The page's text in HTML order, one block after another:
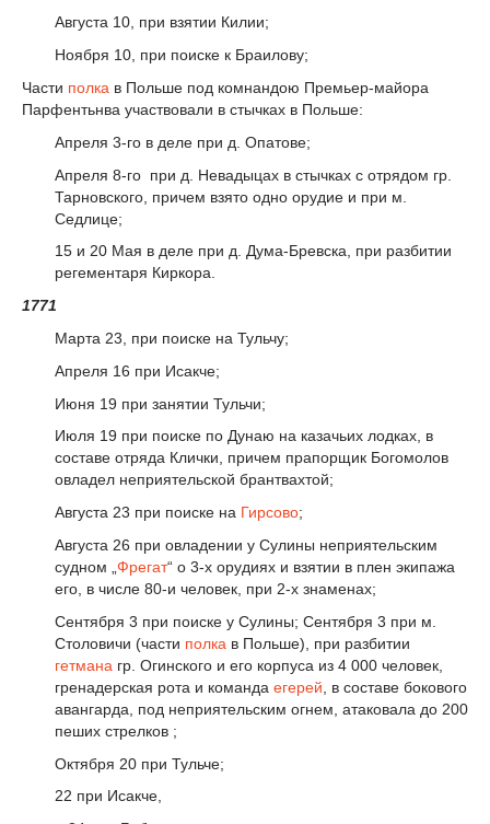
Августа 10, при взятии Килии;
Ноября 10, при поиске к Браилову;
Части полка в Польше под комнандою Премьер-майора
Парфентьнва участвовали в стычках в Польше:
Апреля 3-го в деле при д. Опатове;
Апреля 8-го при д. Невадыцах в стычках с отрядом гр.
Тарновского, причем взято одно орудие и при м.
Седлице;
15 и 20 Мая в деле при д. Дума-Бревска, при разбитии
регементаря Киркора.
1771
Марта 23, при поиске на Тульчу;
Апреля 16 при Исакче;
Июня 19 при занятии Тульчи;
Июля 19 при поиске по Дунаю на казачьих лодках, в
составе отряда Клички, причем прапорщик Богомолов
овладел неприятельской брантвахтой;
Августа 23 при поиске на Гирсово;
Августа 26 при овладении у Сулины неприятельским
судном „ Фрегат“ о 3-х орудиях и взятии в плен экипажа
его, в числе 80-и человек, при 2-х знаменах;
Сентября 3 при поиске у Сулины; Сентября 3 при м.
Столовичи (части полка в Польше), при разбитии
гетмана гр. Огинского и его корпуса из 4 000 человек,
гренадерская рота и команда егерей , в составе бокового
авангарда, под неприятельским огнем, атаковала до 200
пеших стрелков ;
Октября 20 при Тульче;
22 при Исакче,